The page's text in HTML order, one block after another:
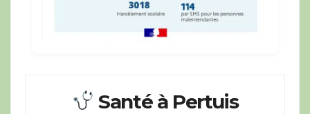
Santé à Pertuis